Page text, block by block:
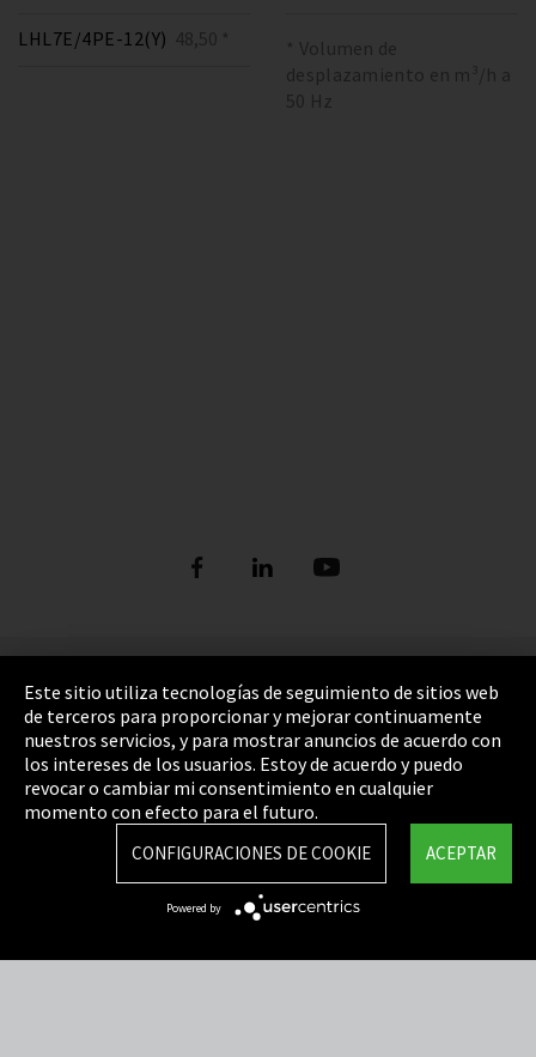
LHL7E/4PE-12(Y) 48,50 *
* Volumen de
desplazamiento en m³/h a
50 Hz
Pie de imprenta
Política de privacidad
Cookie Settings
Términos y Condiciones
Mapa del sitio
Integrity Line
Este sitio utiliza tecnologías de seguimiento de sitios web
de terceros para proporcionar y mejorar continuamente
nuestros servicios, y para mostrar anuncios de acuerdo con
los intereses de los usuarios. Estoy de acuerdo y puedo
revocar o cambiar mi consentimiento en cualquier
momento con efecto para el futuro.
ACEPTAR
CONFIGURACIONES DE COOKIE
Powered by